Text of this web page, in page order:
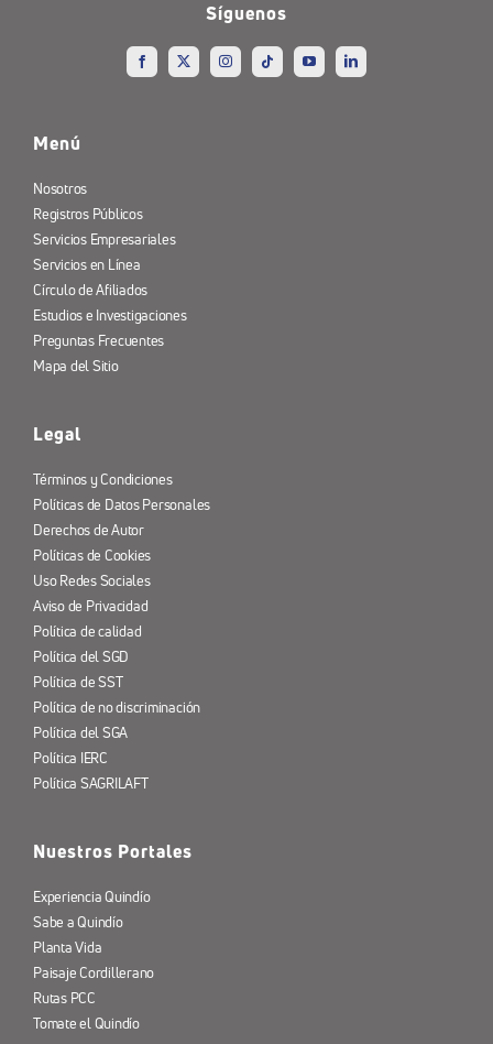
Síguenos
Menú
Nosotros
Registros Públicos
Servicios Empresariales
Servicios en Línea
Círculo de Afiliados
Estudios e Investigaciones
Preguntas Frecuentes
Mapa del Sitio
Legal
Términos y Condiciones
Políticas de Datos Personales
Derechos de Autor
Políticas de Cookies
Uso Redes Sociales
Aviso de Privacidad
Política de calidad
Política del SGD
Política de SST
Política de no discriminación
Política del SGA
Política IERC
Política SAGRILAFT
Nuestros Portales
Experiencia Quindío
Sabe a Quindío
Planta Vida
Paisaje Cordillerano
Rutas PCC
Tomate el Quindío